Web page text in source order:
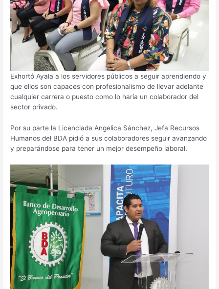
Exhortó Ayala a los servidores públicos a seguir aprendiendo y
que ellos son capaces con profesionalismo de llevar adelante
cualquier carrera o puesto como lo haría un colaborador del
sector privado.
Por su parte la Licenciada Angelica Sánchez, Jefa Recursos
Humanos del BDA pidió a sus colaboradores seguir avanzando
y preparándose para tener un mejor desempeño laboral.